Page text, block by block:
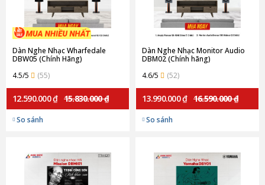
Dàn Nghe Nhạc Wharfedale
DBW05 (Chính Hãng)
4.5/5
(55)
12.590.000 ₫ 15.830.000 ₫
So sánh
Dàn Nghe Nhạc Monitor Audio
DBM02 (Chính hãng)
4.6/5
(52)
13.990.000 ₫ 16.590.000 ₫
So sánh